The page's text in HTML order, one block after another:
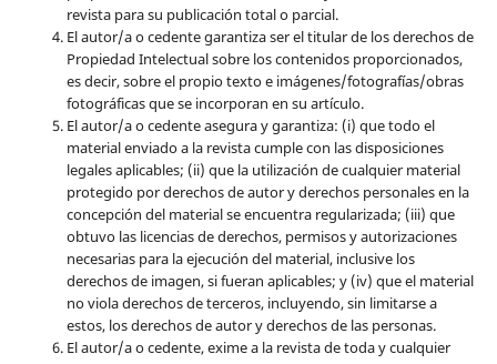
revista para su publicación total o parcial.
El autor/a o cedente garantiza ser el titular de los derechos de
Propiedad Intelectual sobre los contenidos proporcionados,
es decir, sobre el propio texto e imágenes/fotografías/obras
fotográficas que se incorporan en su artículo.
El autor/a o cedente asegura y garantiza: (i) que todo el
material enviado a la revista cumple con las disposiciones
legales aplicables; (ii) que la utilización de cualquier material
protegido por derechos de autor y derechos personales en la
concepción del material se encuentra regularizada; (iii) que
obtuvo las licencias de derechos, permisos y autorizaciones
necesarias para la ejecución del material, inclusive los
derechos de imagen, si fueran aplicables; y (iv) que el material
no viola derechos de terceros, incluyendo, sin limitarse a
estos, los derechos de autor y derechos de las personas.
El autor/a o cedente, exime a la revista de toda y cualquier